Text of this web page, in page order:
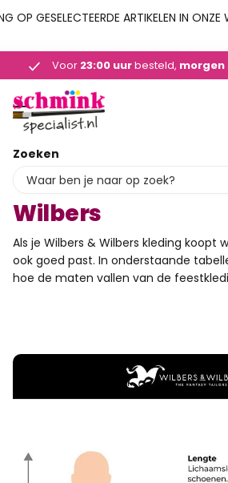
GESELECTEERDE ARTIKELEN IN ONZE
Lees meer Deskundig
Deskundig
Zoeken
Homepage
Matentabel
Wilbers
Als je Wilbers & Wilbers kleding koopt
ook goed past. In onderstaande
hoe de maten vallen van de